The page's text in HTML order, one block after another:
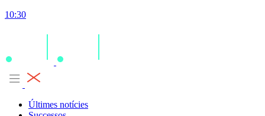
10:30
Últimes notícies